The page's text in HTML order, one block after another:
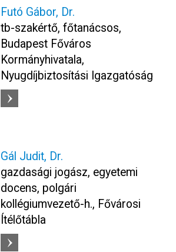
Futó Gábor, Dr.
tb-szakértő, főtanácsos,
Budapest Főváros
Kormányhivatala,
Nyugdíjbiztosítási Igazgatóság
Gál Judit, Dr.
gazdasági jogász, egyetemi
docens, polgári
kollégiumvezető-h., Fővárosi
Ítélőtábla